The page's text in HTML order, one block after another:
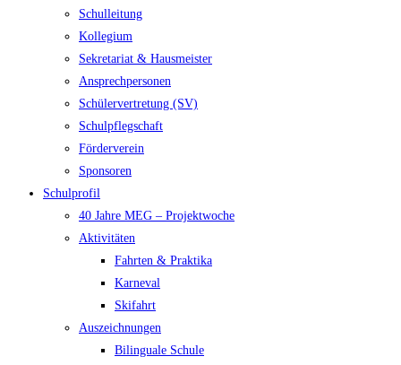
Schulleitung
Kollegium
Sekretariat & Hausmeister
Ansprechpersonen
Schülervertretung (SV)
Schulpflegschaft
Förderverein
Sponsoren
Schulprofil
40 Jahre MEG – Projektwoche
Aktivitäten
Fahrten & Praktika
Karneval
Skifahrt
Auszeichnungen
Bilinguale Schule